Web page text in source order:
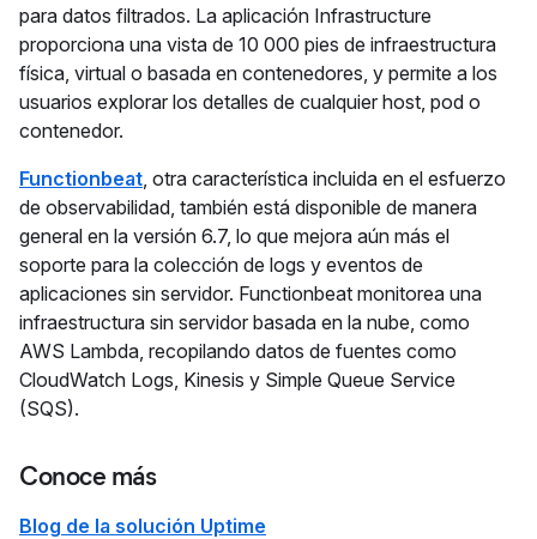
para datos filtrados. La aplicación Infrastructure
proporciona una vista de 10 000 pies de infraestructura
física, virtual o basada en contenedores, y permite a los
usuarios explorar los detalles de cualquier host, pod o
contenedor.
Functionbeat , otra característica incluida en el esfuerzo
de observabilidad, también está disponible de manera
general en la versión 6.7, lo que mejora aún más el
soporte para la colección de logs y eventos de
aplicaciones sin servidor. Functionbeat monitorea una
infraestructura sin servidor basada en la nube, como
AWS Lambda, recopilando datos de fuentes como
CloudWatch Logs, Kinesis y Simple Queue Service
(SQS).
Conoce más
Blog de la solución Uptime